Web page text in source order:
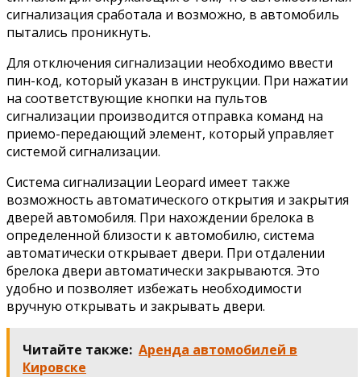
сигнализация сработала и возможно, в автомобиль
пытались проникнуть.
Для отключения сигнализации необходимо ввести
пин-код, который указан в инструкции. При нажатии
на соответствующие кнопки на пультов
сигнализации производится отправка команд на
приемо-передающий элемент, который управляет
системой сигнализации.
Система сигнализации Leopard имеет также
возможность автоматического открытия и закрытия
дверей автомобиля. При нахождении брелока в
определенной близости к автомобилю, система
автоматически открывает двери. При отдалении
брелока двери автоматически закрываются. Это
удобно и позволяет избежать необходимости
вручную открывать и закрывать двери.
Читайте также: Аренда автомобилей в
Кировске